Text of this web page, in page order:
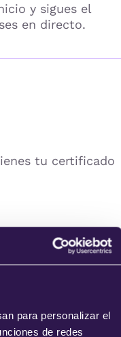
para personalizar el
de redes
y sigues el
en directo.
tu certificado